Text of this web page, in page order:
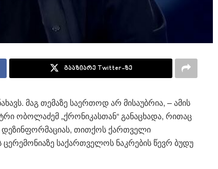
გააზიარე Twitter-ზე
მაგ თემაზე საერთოდ არ მისაუბრია, – ამის
ობოლაძემ „ქრონიკასთან“ განაცხადა, რითაც
დეზინფორმაციას, თითქოს ქართველი
საქართველოს ნაკრების წევრ ბუდუ